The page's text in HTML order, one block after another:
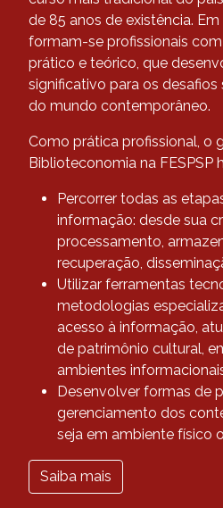
de 85 anos de existência.
formam-se profissionais
prático e teórico, que
significativo para os
do mundo contemporâneo.
Como prática profissional, o
Biblioteconomia na FESPSP
Percorrer todas as
informação: desde sua
processamento,
recuperação,
Utilizar ferramentas
metodologias
acesso à informação,
de patrimônio cultural,
ambientes
Desenvolver formas de
gerenciamento dos
seja em ambiente físico
Saiba mais